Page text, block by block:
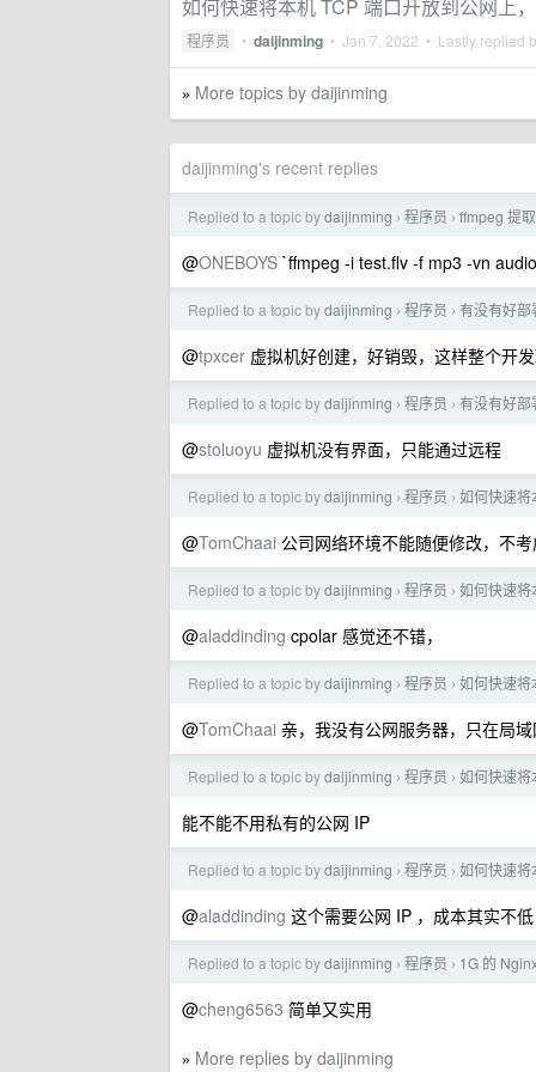
如何快速将本机 TCP 端口开放到公网上
程序员 • daijinming • Jan 7, 2022 • Lastly replied
» More topics by daijinming
daijinming's recent replies
Replied to a topic bydaijinming › 程序员 › ffmpeg 提
@ONEBOYS `ffmpeg -i test.flv -f mp3 -vn
Replied to a topic bydaijinming › 程序员 › 有没有好
@tpxcer 虚拟机好创建，好销毁，这样整个开
Replied to a topic bydaijinming › 程序员 › 有没有好
@stoluoyu 虚拟机没有界面，只能通过远程
Replied to a topic bydaijinming › 程序员 › 如何快速将
@TomChaai 公司网络环境不能随便修改，不
Replied to a topic bydaijinming › 程序员 › 如何快速将
@aladdinding cpolar 感觉还不错，
Replied to a topic bydaijinming › 程序员 › 如何快速将
@TomChaai 亲，我没有公网服务器，只在局
Replied to a topic bydaijinming › 程序员 › 如何快速将
能不能不用私有的公网 IP
Replied to a topic bydaijinming › 程序员 › 如何快速将
@aladdinding 这个需要公网 IP ，成本其实不低
Replied to a topic bydaijinming › 程序员 › 1G 的
@cheng6563 简单又实用
» More replies by daijinming